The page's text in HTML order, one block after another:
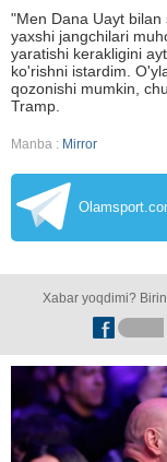
"Men Dana Uayt
yaxshi jangchilari
yaratishi kerakligini
ko'rishni istardim.
qozonishi mumkin,
Tramp.
Manba : Mirror
Xabar yoqdimi?